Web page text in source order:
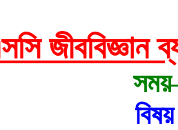
জীববিজ্ঞান